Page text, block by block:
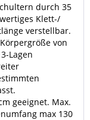
durch 35
Klett-/
verstellbar.
von
Lagen
geeignet. Max.
max 130